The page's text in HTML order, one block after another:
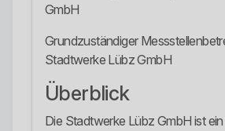
GmbH
Grundzuständiger
Stadtwerke Lübz GmbH
Überblick
Die Stadtwerke Lübz GmbH ist